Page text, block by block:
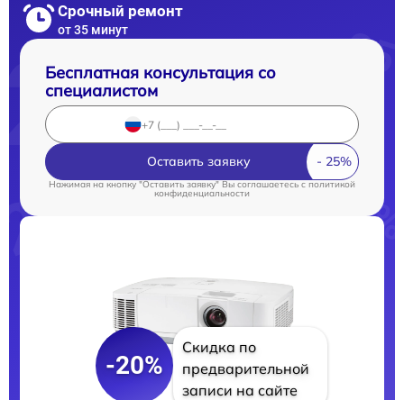
Срочный ремонт
от 35 минут
Бесплатная консультация со
специалистом
Оставить заявку
Нажимая на кнопку "Оставить заявку" Вы соглашаетесь cполитикой
конфиденциальности
-20%
Скидка по
предварительной
записи на сайте